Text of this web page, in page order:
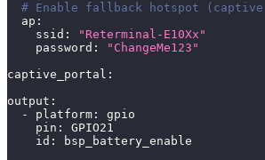
# Enable fallback hotspot
ap :
ssid :
"Reterminal-E10Xx"
password :
"ChangeMe123"
captive_portal :
output :
-
platform :
gpio
pin :
GPIO21
id :
bsp_battery_enable